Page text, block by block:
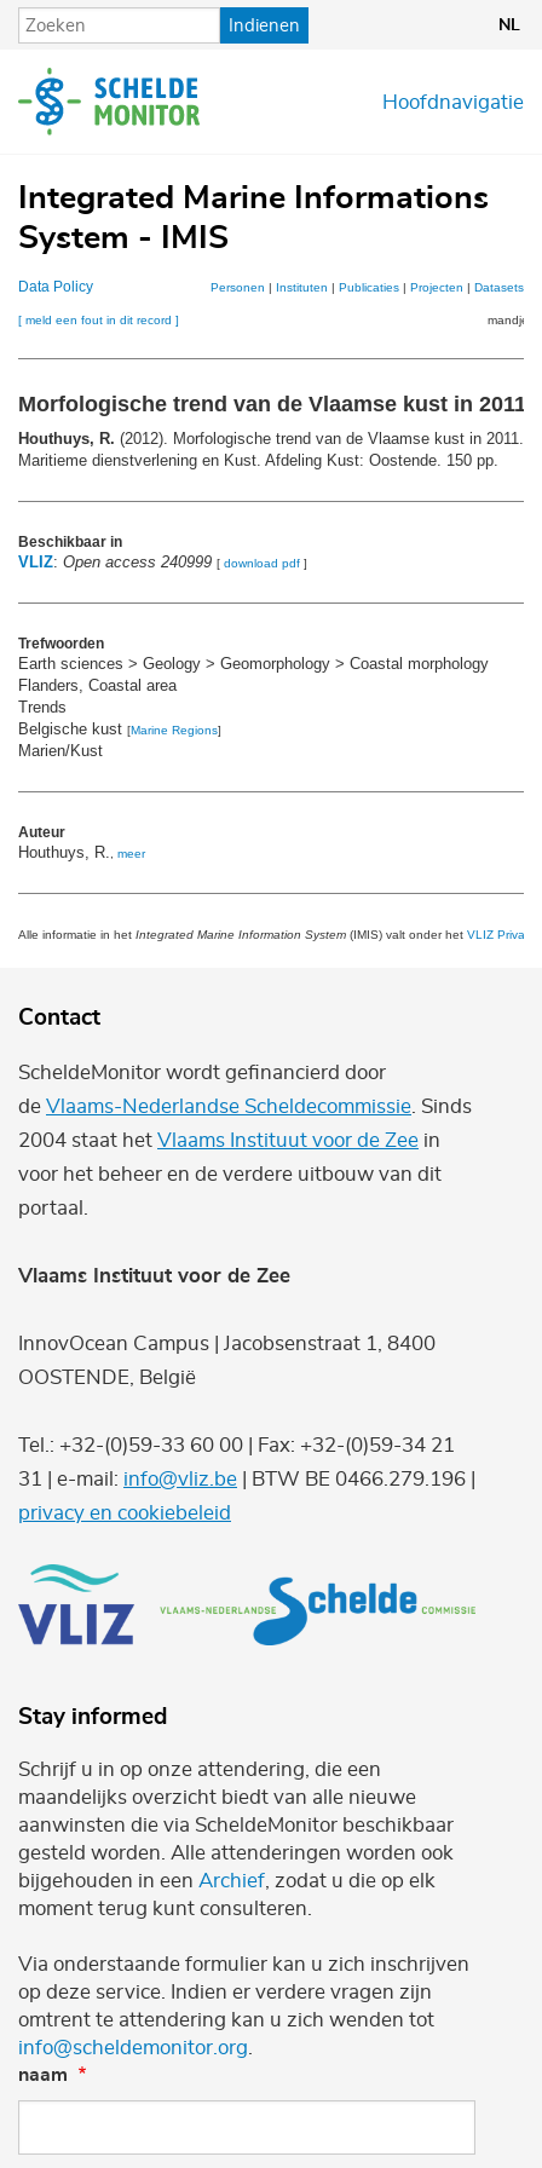
Overslaan
en
de
inhoud
Indienen NL
Hoofdnavigatie
Integrated Marine Informations
System - IMIS
Data Policy Personen | Instituten | Publicaties | Projecten | Datasets
[ meld een fout in dit record ] mandje
Morfologische trend van de Vlaamse kust in 2011
Houthuys, R. (2012). Morfologische trend van de Vlaamse kust in 2011.
Maritieme dienstverlening en Kust. Afdeling Kust: Oostende. 150 pp.
Beschikbaar in
VLIZ: Open access 240999 [ download pdf ]
Trefwoorden
Earth sciences > Geology > Geomorphology > Coastal morphology
Flanders, Coastal area
Trends
Belgische kust [Marine Regions]
Marien/Kust
Auteur
Houthuys, R. meer
Alle informatie in het Integrated Marine Information System (IMIS) valt onder het VLIZ Privacy
Contact
ScheldeMonitor wordt gefinancierd door
de Vlaams-Nederlandse Scheldecommissie . Sinds
2004 staat het Vlaams Instituut voor de Zee in
voor het beheer en de verdere uitbouw van dit
portaal.
Vlaams Instituut voor de Zee
InnovOcean Campus | Jacobsenstraat 1, 8400
OOSTENDE, België
Tel.: +32-(0)59-33 60 00 | Fax: +32-(0)59-34 21
31 | e-mail: info@vliz.be | BTW BE 0466.279.196 |
privacy en cookiebeleid
Stay informed
Schrijf u in op onze attendering, die een
maandelijks overzicht biedt van alle nieuwe
aanwinsten die via ScheldeMonitor beschikbaar
gesteld worden. Alle attenderingen worden ook
bijgehouden in een Archief , zodat u die op elk
moment terug kunt consulteren.
Via onderstaande formulier kan u zich inschrijven
op deze service. Indien er verdere vragen zijn
omtrent te attendering kan u zich wenden tot
info@scheldemonitor.org
naam